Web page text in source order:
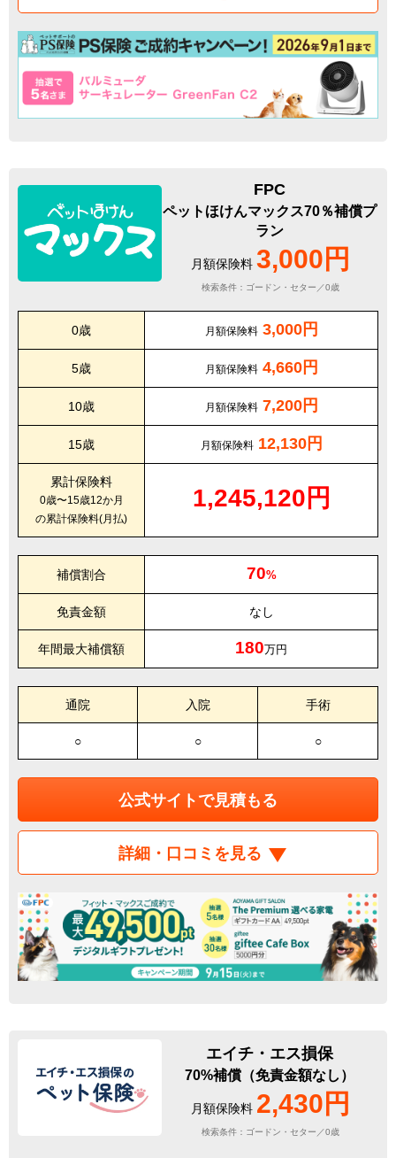
FPC
ペットほけんマックス70％補償プ
ラン
月額保険料 3,000円
検索条件：ゴードン・セター／0歳
0歳 月額保険料 3,000円
5歳 月額保険料 4,660円
10歳 月額保険料 7,200円
15歳 月額保険料 12,130円
累計保険料
0歳〜15歳12か月
の累計保険料(月払)
1,245,120円
補償割合 70%
免責金額 なし
年間最大補償額 180万円
通院 入院 手術
○ ○ ○
公式サイトで見積もる
詳細・口コミを見る
エイチ・エス損保
70%補償（免責金額なし）
月額保険料 2,430円
検索条件：ゴードン・セター／0歳